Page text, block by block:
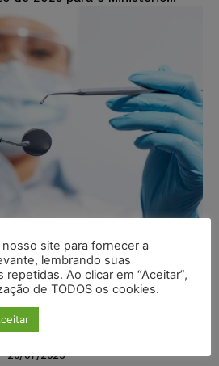
que franquia
alta receita não
Especial
20/07/2025
site para fornecer a
lembrando suas
Ao clicar em “Aceitar”,
de TODOS os cookies.